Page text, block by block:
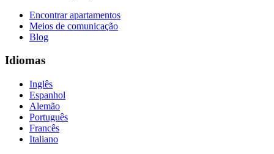
Encontrar apartamentos
Meios de comunicação
Blog
Idiomas
Inglês
Espanhol
Alemão
Português
Francês
Italiano